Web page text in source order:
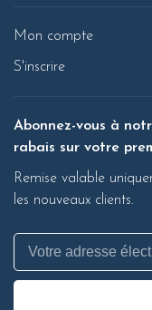
Mon compte
S'inscrire
Abonnez-vous à
rabais sur votre
Remise valable
les nouveaux clients.